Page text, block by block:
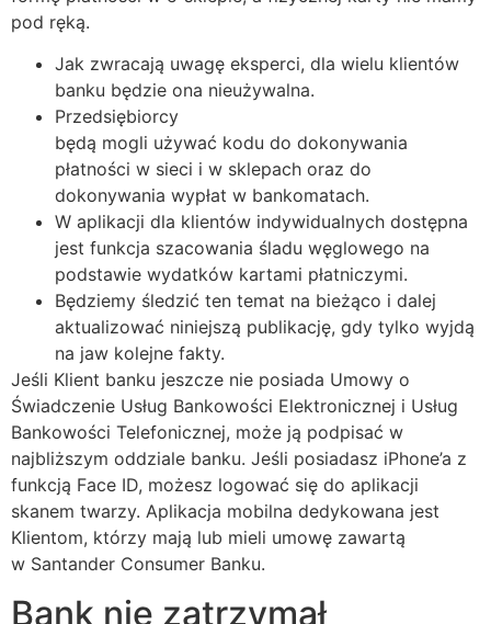
pod ręką.
Jak zwracają uwagę eksperci, dla wielu klientów
banku będzie ona nieużywalna.
Przedsiębiorcy
będą mogli używać kodu do dokonywania
płatności w sieci i w sklepach oraz do
dokonywania wypłat w bankomatach.
W aplikacji dla klientów indywidualnych dostępna
jest funkcja szacowania śladu węglowego na
podstawie wydatków kartami płatniczymi.
Będziemy śledzić ten temat na bieżąco i dalej
aktualizować niniejszą publikację, gdy tylko wyjdą
na jaw kolejne fakty.
Jeśli Klient banku jeszcze nie posiada Umowy o
Świadczenie Usług Bankowości Elektronicznej i Usług
Bankowości Telefonicznej, może ją podpisać w
najbliższym oddziale banku. Jeśli posiadasz iPhone’a z
funkcją Face ID, możesz logować się do aplikacji
skanem twarzy. Aplikacja mobilna dedykowana jest
Klientom, którzy mają lub mieli umowę zawartą
w Santander Consumer Banku.
Bank nie zatrzymał